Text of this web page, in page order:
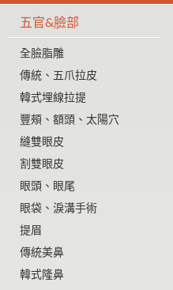
五官&臉部
全臉脂雕
傳統、五爪拉皮
韓式埋線拉提
豐頰、額頭、太陽穴
縫雙眼皮
割雙眼皮
眼頭、眼尾
眼袋、淚溝手術
提眉
傳統美鼻
韓式隆鼻